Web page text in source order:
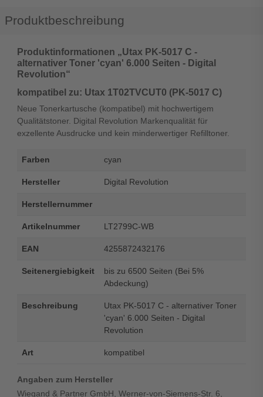
Produktbeschreibung
Produktinformationen „Utax PK-5017 C -
alternativer Toner 'cyan' 6.000 Seiten - Digital
Revolution“
kompatibel zu: Utax 1T02TVCUT0 (PK-5017 C)
Neue Tonerkartusche (kompatibel) mit hochwertigem
Qualitätstoner. Digital Revolution Markenqualität für
exzellente Ausdrucke und kein minderwertiger Refilltoner.
Farben cyan
Hersteller Digital Revolution
Herstellernummer
Artikelnummer LT2799C-WB
EAN 4255872432176
Seitenergiebigkeit
bis zu 6500 Seiten (Bei 5%
Abdeckung)
Beschreibung
Utax PK-5017 C - alternativer Toner
'cyan' 6.000 Seiten - Digital
Revolution
Art kompatibel
Angaben zum Hersteller
Wiegand & Partner GmbH, Werner-von-Siemens-Str. 6,